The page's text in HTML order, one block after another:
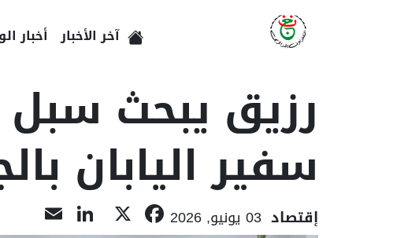
آخر الأخبار أخبار
رزيق يبحث سبل
سفير اليابان
إقتصاد 03 يونيو, 2026 Facebook
LinkedIn